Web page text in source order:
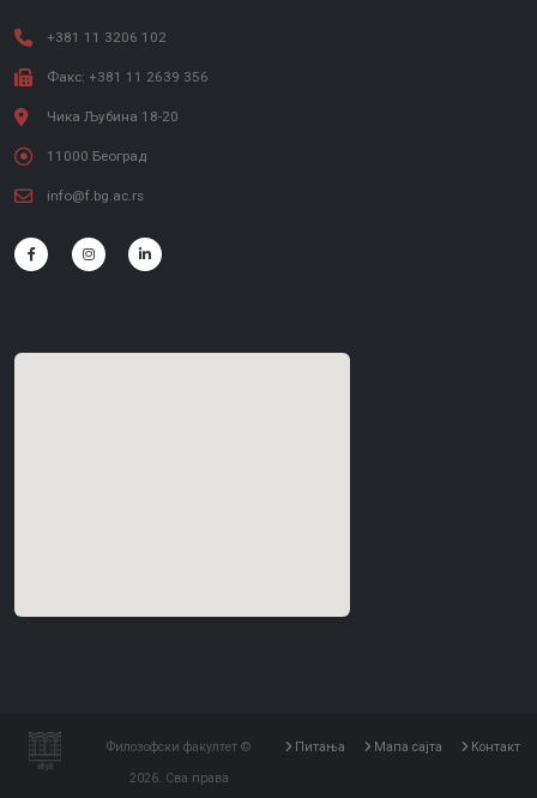
+381 11 3206 102
Факс: +381 11 2639 356
Чика Љубина 18-20
11000 Београд
info@f.bg.ac.rs
Филозофски факултет ©
2026. Сва права
Питања Мапа сајта Контакт